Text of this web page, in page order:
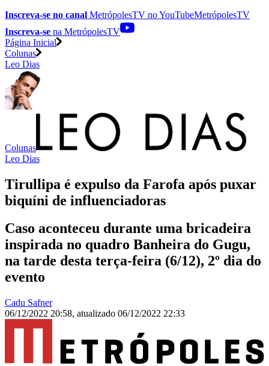
Inscreva-se no canal MetrópolesTV noYouTubeMetrópolesTV
Inscreva-se na MetrópolesTV
Página Inicial
Colunas
Leo Dias
Colunas
Leo Dias
Tirullipa é expulso da Farofa após puxar
biquíni de influenciadoras
Caso aconteceu durante uma bricadeira
inspirada no quadro Banheira do Gugu,
na tarde desta terça-feira (6/12), 2º dia do
evento
Cadu Safner
06/12/2022 20:58, atualizado 06/12/2022 22:33